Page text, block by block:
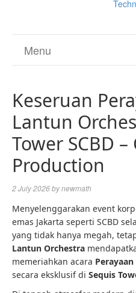
Menu
Keseruan
Lantun
Tower SCBD
Production
2 July 2026bynewmath
Menyelenggarakan event
emas Jakarta seperti SCBD
yang tidak hanya megah,
Lantun Orchestra
memeriahkan acara
secara eksklusif di Sequis